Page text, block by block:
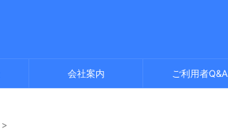
会社案内 ご利用者Q&A
>